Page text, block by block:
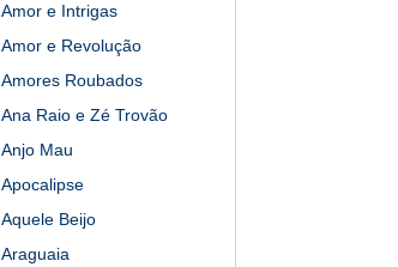
Amor e Intrigas
Amor e Revolução
Amores Roubados
Ana Raio e Zé Trovão
Anjo Mau
Apocalipse
Aquele Beijo
Araguaia